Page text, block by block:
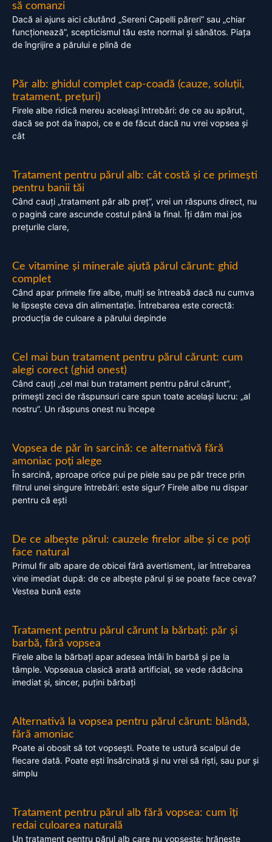
să comanzi
Dacă ai ajuns aici căutând „Sereni Capelli păreri” sau „chiar
funcționează”, scepticismul tău este normal și sănătos. Piața
de îngrijire a părului e plină de
Păr alb: ghidul complet cap-coadă (cauze, soluții,
tratament, prețuri)
Firele albe ridică mereu aceleași întrebări: de ce au apărut,
dacă se pot da înapoi, ce e de făcut dacă nu vrei vopsea și
cât
Tratament pentru părul alb: cât costă și ce primești
pentru banii tăi
Când cauți „tratament păr alb preț”, vrei un răspuns direct, nu
o pagină care ascunde costul până la final. Îți dăm mai jos
prețurile clare,
Ce vitamine și minerale ajută părul cărunt: ghid
complet
Când apar primele fire albe, mulți se întreabă dacă nu cumva
le lipsește ceva din alimentație. Întrebarea este corectă:
producția de culoare a părului depinde
Cel mai bun tratament pentru părul cărunt: cum
alegi corect (ghid onest)
Când cauți „cel mai bun tratament pentru părul cărunt”,
primești zeci de răspunsuri care spun toate același lucru: „al
nostru”. Un răspuns onest nu începe
Vopsea de păr în sarcină: ce alternativă fără
amoniac poți alege
În sarcină, aproape orice pui pe piele sau pe păr trece prin
filtrul unei singure întrebări: este sigur? Firele albe nu dispar
pentru că ești
De ce albește părul: cauzele firelor albe și ce poți
face natural
Primul fir alb apare de obicei fără avertisment, iar întrebarea
vine imediat după: de ce albește părul și se poate face ceva?
Vestea bună este
Tratament pentru părul cărunt la bărbați: păr și
barbă, fără vopsea
Firele albe la bărbați apar adesea întâi în barbă și pe la
tâmple. Vopseaua clasică arată artificial, se vede rădăcina
imediat și, sincer, puțini bărbați
Alternativă la vopsea pentru părul cărunt: blândă,
fără amoniac
Poate ai obosit să tot vopsești. Poate te ustură scalpul de
fiecare dată. Poate ești însărcinată și nu vrei să riști, sau pur și
simplu
Tratament pentru părul alb fără vopsea: cum îți
redai culoarea naturală
Un tratament pentru părul alb care nu vopsește: hrănește